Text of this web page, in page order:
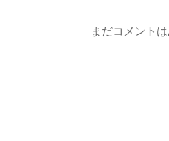
まだコメント